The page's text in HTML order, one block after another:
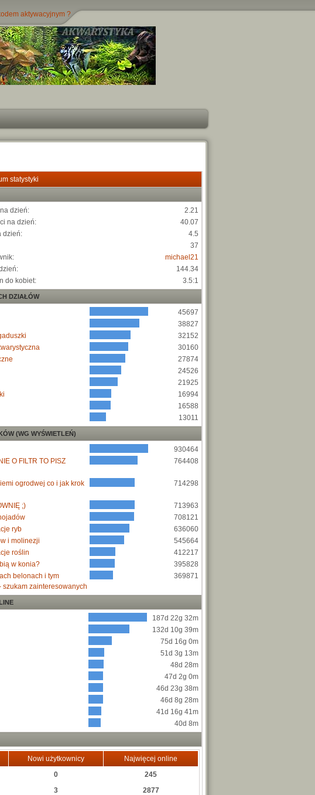
aktywacyjnym ?
statystyki
dzień:
2.21
na dzień:
40.07
dzień:
4.5
37
michael21
144.34
do kobiet:
3.5:1
DZIAŁÓW
45697
38827
32152
30160
27874
24526
21925
16994
16588
13011
(WG WYŚWIETLEŃ)
930464
O FILTR TO PISZ
764408
ogrodwej co i jak krok
714298
;)
713963
708121
ryb
636060
i molinezji
545664
roślin
412217
w konia?
395828
belonach i tym
zainteresowanych
369871
187d 22g 32m
132d 10g 39m
75d 16g 0m
51d 3g 13m
48d 28m
47d 2g 0m
46d 23g 38m
46d 8g 28m
41d 16g 41m
40d 8m
Nowi użytkownicy
Najwięcej online
0
245
3
2877